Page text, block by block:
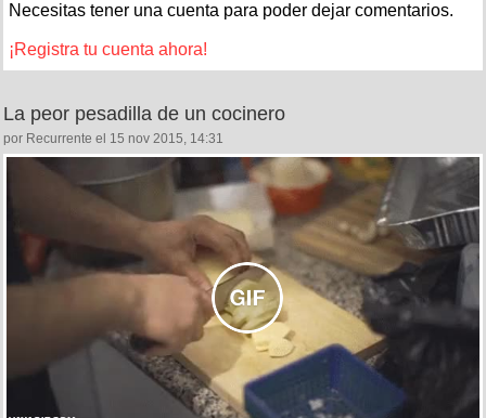
Necesitas tener una cuenta para poder dejar comentarios.
¡Registra tu cuenta ahora!
La peor pesadilla de un cocinero
por Recurrente el 15 nov 2015, 14:31